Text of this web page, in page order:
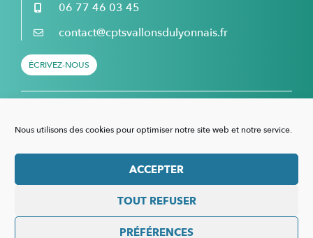
Nous utilisons des cookies pour optimiser notre site web et notre service.
ACCEPTER
TOUT REFUSER
PRÉFÉRENCES
06 77 46 03 45
contact@cptsvallonsdulyonnais.fr
ÉCRIVEZ-NOUS
Mentions légales–Politique de confidentialité–Politique de cookies